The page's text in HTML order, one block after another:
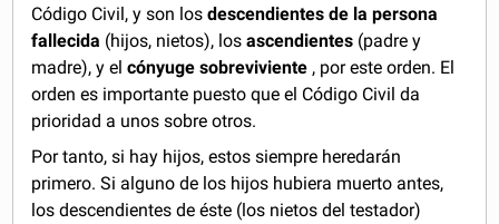
Código Civil, y son losdescendientes de la persona
fallecida (hijos, nietos), losascendientes (padre y
madre), y elcónyuge sobreviviente , por este orden. El
orden es importante puesto que el Código Civil da
prioridad a unos sobre otros.
Por tanto, si hay hijos, estos siempre heredarán
primero. Si alguno de los hijos hubiera muerto antes,
los descendientes de éste (los nietos del testador)